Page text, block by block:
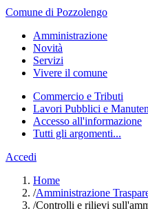
Comune di Pozzolengo
Amministrazione
Novità
Servizi
Vivere il comune
Commercio e Tributi
Lavori Pubblici e
Accesso all'informazione
Tutti gli argomenti...
Accedi
Home
/Amministrazione
/Controlli e rilievi